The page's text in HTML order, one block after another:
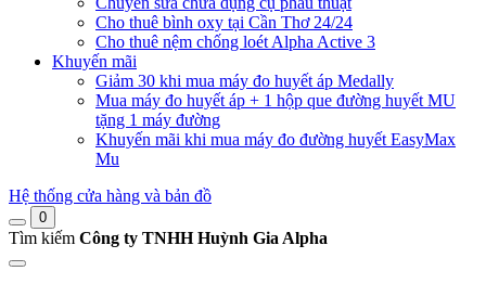
Cho thuê bình oxy tại Cần Thơ 24/24
Cho thuê nệm chống loét Alpha Active 3
Khuyến mãi
Giảm 30 khi mua máy đo huyết áp Medally
Mua máy đo huyết áp + 1 hộp que đường huyết MU
tặng 1 máy đường
Khuyến mãi khi mua máy đo đường huyết EasyMax
Mu
Hệ thống cửa hàng và bản đồ
0
Tìm kiếm Công ty TNHH Huỳnh Gia Alpha